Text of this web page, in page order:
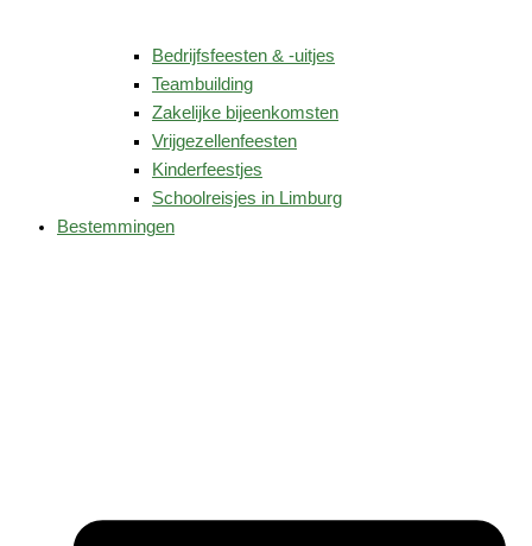
Bedrijfsfeesten & -uitjes
Teambuilding
Zakelijke bijeenkomsten
Vrijgezellenfeesten
Kinderfeestjes
Schoolreisjes in Limburg
Bestemmingen